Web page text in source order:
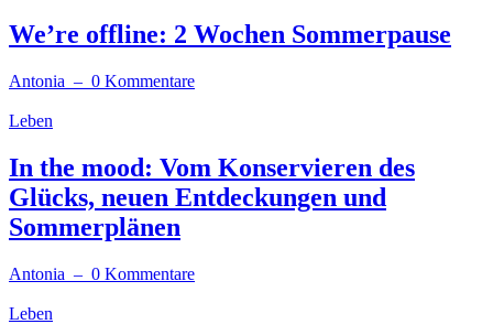
We’re offline: 2 Wochen Sommerpause
Antonia – 0 Kommentare
Leben
In the mood: Vom Konservieren des
Glücks, neuen Entdeckungen und
Sommerplänen
Antonia – 0 Kommentare
Leben